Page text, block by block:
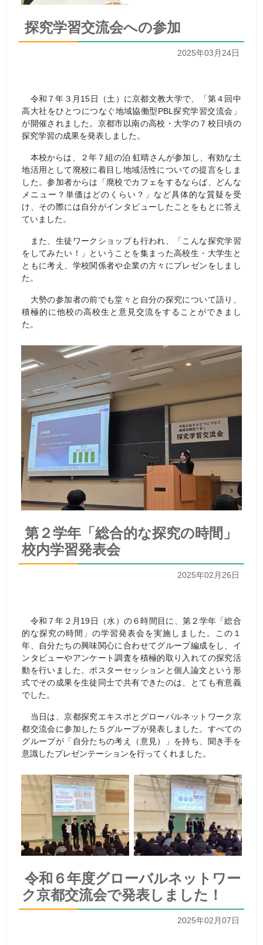
探究学習交流会への参加
2025年03月24日
令和７年３月 15日（土）に京都文教大学で、「第４回中
高大社をひとつにつなぐ地域協働型PBL 探究学習交流会」
が開催されました。京都市以南の高校・大学の７校日頃の
探究学習の成果を発表しました。
本校からは、２年７組の泊 虹晴さんが参加し、有効な土
地活用として廃校に着目し地域活性についての提言をしま
した。参加者からは「廃校でカフェをするならば、どんな
メニュー？単価はどのくらい？」など具体的な質疑を受
け、その際には自分がインタビューしたことをもとに答え
ていました。
また、生徒ワークショップも行われ、「こんな探究学習
をしてみたい！」ということを集まった高校生・大学生と
ともに考え、学校関係者や企業の方々にプレゼンをしまし
た。
大勢の参加者の前でも堂々と自分の探究について語り、
積極的に他校の高校生と意見交流をすることができまし
た。
第２学年「総合的な探究の時間」
校内学習発表会
2025年02月26日
令和７年２月 19日（水）の６時間目に、第２学年「総合
的な探究の時間」の学習発表会を実施しました。この１
年、自分たちの興味関心に合わせてグループ編成をし、イ
ンタビューやアンケート調査を積極的取り入れての探究活
動を行いました。ポスターセッションと個人論文という形
式でその成果を生徒同士で共有できたのは、とても有意義
でした。
当日は、京都探究エキスポとグローバルネットワーク京
都交流会に参加した５グループが発表しました。すべての
グループが「自分たちの考え（意見）」を持ち、聞き手を
意識したプレゼンテーションを行ってくれました。
令和６年度グローバルネットワー
ク京都交流会で発表しました！
2025年02月07日